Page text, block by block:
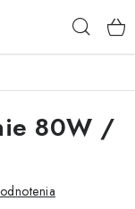
80W /